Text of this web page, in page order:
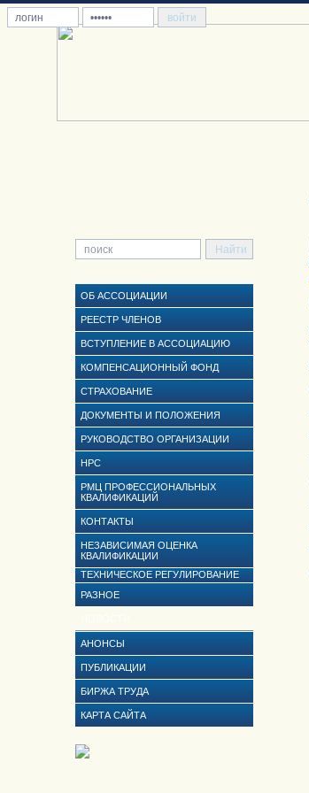
ОБ АССОЦИАЦИИ
РЕЕСТР ЧЛЕНОВ
ВСТУПЛЕНИЕ В АССОЦИАЦИЮ
КОМПЕНСАЦИОННЫЙ ФОНД
СТРАХОВАНИЕ
ДОКУМЕНТЫ И ПОЛОЖЕНИЯ
РУКОВОДСТВО ОРГАНИЗАЦИИ
НРС
РМЦ ПРОФЕССИОНАЛЬНЫХ
КВАЛИФИКАЦИЙ
КОНТАКТЫ
НЕЗАВИСИМАЯ ОЦЕНКА
КВАЛИФИКАЦИИ
ТЕХНИЧЕСКОЕ РЕГУЛИРОВАНИЕ
РАЗНОЕ
АНОНСЫ
ПУБЛИКАЦИИ
БИРЖА ТРУДА
КАРТА САЙТА